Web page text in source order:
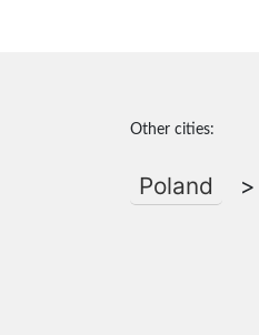
Other cities:
Poland >